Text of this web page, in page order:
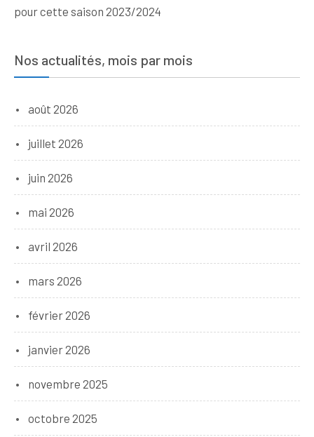
pour cette saison 2023/2024
Nos actualités, mois par mois
août 2026
juillet 2026
juin 2026
mai 2026
avril 2026
mars 2026
février 2026
janvier 2026
novembre 2025
octobre 2025